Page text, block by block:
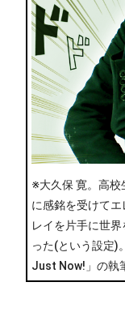
※大久保 寛。高
に感銘を受けて
レイを片手に世
った(という設定)
Just Now!」の執